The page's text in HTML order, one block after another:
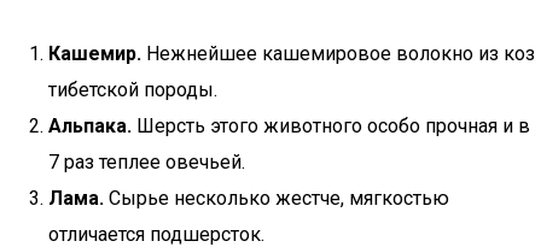
Кашемир. Нежнейшее кашемировое волокно из коз
тибетской породы.
Альпака. Шерсть этого животного особо прочная и в
7 раз теплее овечьей.
Лама. Сырье несколько жестче, мягкостью
отличается подшерсток.